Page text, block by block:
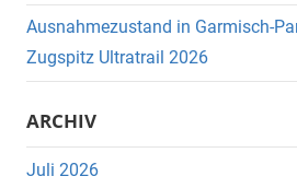
Ausnahmezustand in Garmisch-
Zugspitz Ultratrail 2026
ARCHIV
Juli 2026